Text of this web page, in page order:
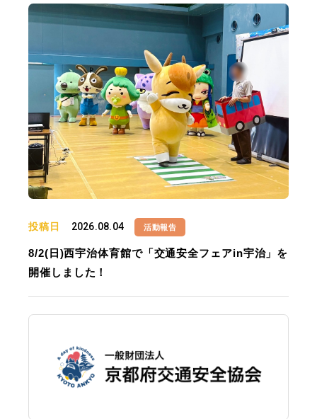
投稿日 2026.08.04 活動報告
8/2(日)西宇治体育館で「交通安全フェアin宇治」を
開催しました！